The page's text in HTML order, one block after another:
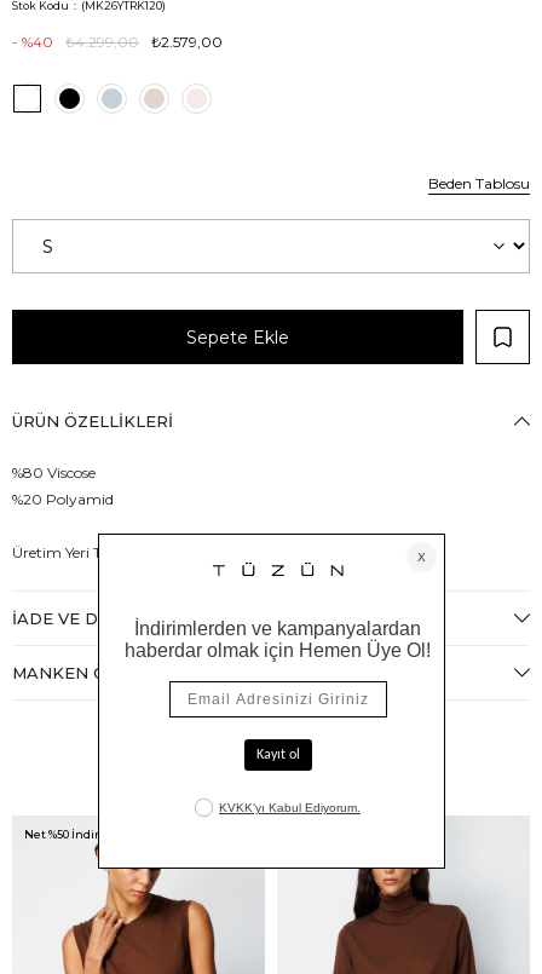
Stok Kodu (MK26YTRK120)
40 ₺4.299,00 ₺2.579,00
Beden Tablosu
ÜRÜN ÖZELLIKLERI
%80 Viscose
%20 Polyamid
Üretim Yeri Türkiye
İADE VE DEĞIŞIM
MANKEN ÖLÇÜLERI
Benzer Ürünler
Net %50 İndirim!